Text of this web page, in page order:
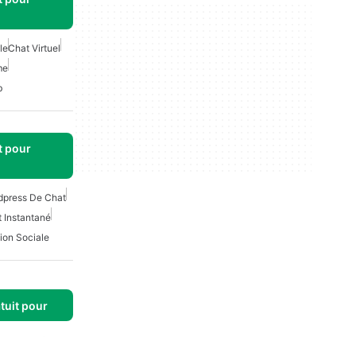
Chat Virtuel
pour
De Chat
Instantané
Sociale
pour